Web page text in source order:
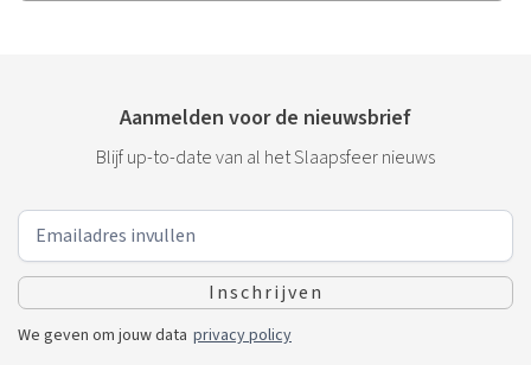
Aanmelden voor de nieuwsbrief
Blijf up-to-date van al het Slaapsfeer nieuws
We geven om jouw data privacy policy